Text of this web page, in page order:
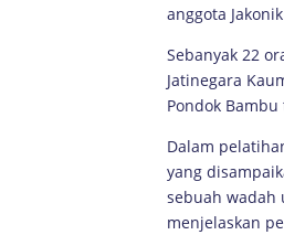
anggota
Sebanyak 22
Jatinegara
Pondok
Dalam
yang
sebuah wadah
menjelaskan